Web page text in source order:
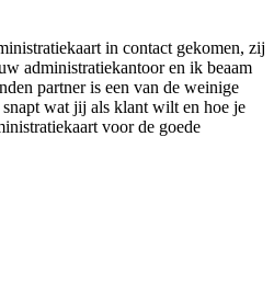
in contact gekomen, zij
administratiekantoor en ik beaam
partner is een van de weinige
wat jij als klant wilt en hoe je
voor de goede